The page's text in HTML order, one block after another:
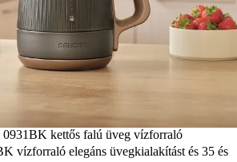
0931BK kettős falú üveg vízforraló
vízforraló elegáns üvegkialakítást és 35 és